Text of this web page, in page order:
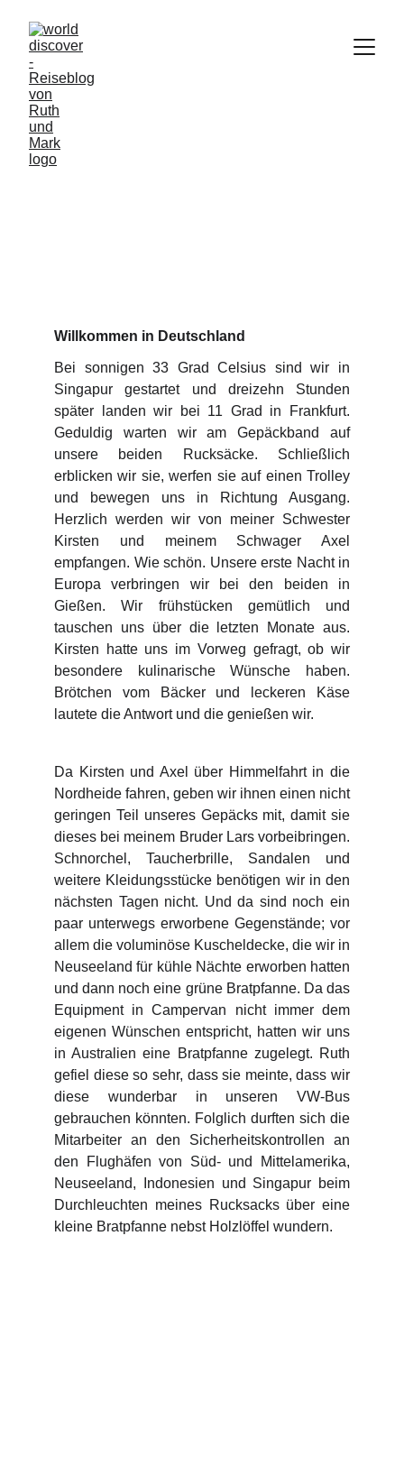
#50 Welcome back -
Europa hat uns wieder
Willkommen in Deutschland
Bei sonnigen 33 Grad Celsius sind wir in
Singapur gestartet und dreizehn Stunden
später landen wir bei 11 Grad in Frankfurt.
Geduldig warten wir am Gepäckband auf
unsere beiden Rucksäcke. Schließlich
erblicken wir sie, werfen sie auf einen Trolley
und bewegen uns in Richtung Ausgang.
Herzlich werden wir von meiner Schwester
Kirsten und meinem Schwager Axel
empfangen. Wie schön. Unsere erste Nacht in
Europa verbringen wir bei den beiden in
Gießen. Wir frühstücken gemütlich und
tauschen uns über die letzten Monate aus.
Kirsten hatte uns im Vorweg gefragt, ob wir
besondere kulinarische Wünsche haben.
Brötchen vom Bäcker und leckeren Käse
lautete die Antwort und die genießen wir.
Da Kirsten und Axel über Himmelfahrt in die
Nordheide fahren, geben wir ihnen einen nicht
geringen Teil unseres Gepäcks mit, damit sie
dieses bei meinem Bruder Lars vorbeibringen.
Schnorchel, Taucherbrille, Sandalen und
weitere Kleidungsstücke benötigen wir in den
nächsten Tagen nicht. Und da sind noch ein
paar unterwegs erworbene Gegenstände; vor
allem die voluminöse Kuscheldecke, die wir in
Neuseeland für kühle Nächte erworben hatten
und dann noch eine grüne Bratpfanne. Da das
Equipment in Campervan nicht immer dem
eigenen Wünschen entspricht, hatten wir uns
in Australien eine Bratpfanne zugelegt. Ruth
gefiel diese so sehr, dass sie meinte, dass wir
diese wunderbar in unseren VW-Bus
gebrauchen könnten. Folglich durften sich die
Mitarbeiter an den Sicherheitskontrollen an
den Flughäfen von Süd- und Mittelamerika,
Neuseeland, Indonesien und Singapur beim
Durchleuchten meines Rucksacks über eine
kleine Bratpfanne nebst Holzlöffel wundern.